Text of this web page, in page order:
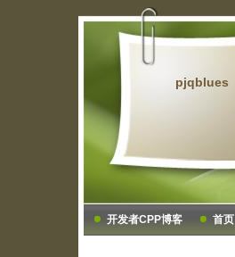
pjqblues
开发者CPP博客 首页